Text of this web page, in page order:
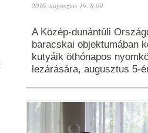
2016. augusztus 19. 8:09
A Közép-dunántúli
baracskai objektumában
kutyáik öthónapos
lezárására, augusztus 5-